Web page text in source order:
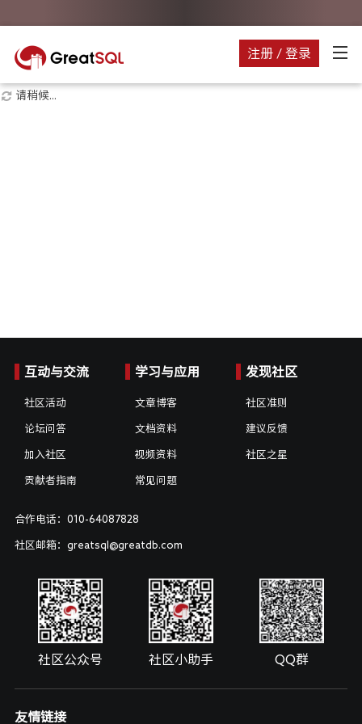
注册 / 登录
请稍候...
互动与交流
社区活动
论坛问答
加入社区
贡献者指南
学习与应用
文章博客
文档资料
视频资料
常见问题
发现社区
社区准则
建议反馈
社区之星
合作电话：010-64087828
社区邮箱：greatsql@greatdb.com
社区公众号 社区小助手 QQ群
友情链接